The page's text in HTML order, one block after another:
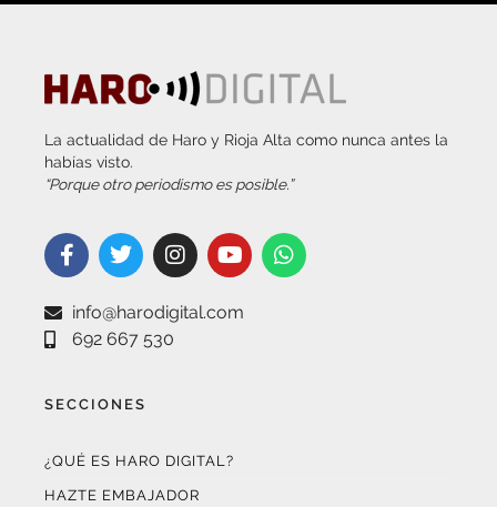
La actualidad de Haro y Rioja Alta como nunca antes la
habías visto.
“Porque otro periodismo es posible.”
info@harodigital.com
692 667 530
SECCIONES
¿QUÉ ES HARO DIGITAL?
HAZTE EMBAJADOR